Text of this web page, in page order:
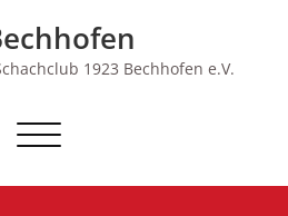
1923 Bechhofen e.V.
Schalte